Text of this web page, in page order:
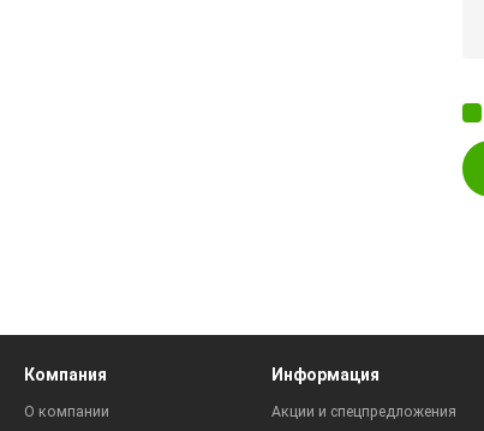
Компания
О компании
Информация
Акции и спецпредложения